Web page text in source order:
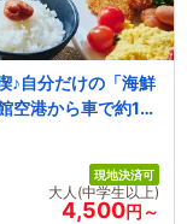
♪自分だけの「海鮮
空港から車で約10
ルにオススメ
現地決済可
大人(中学生以上)
4,500円～